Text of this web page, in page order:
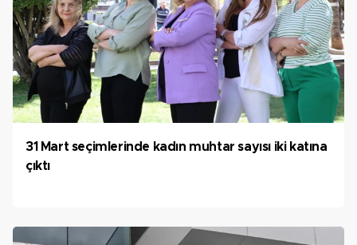
31 Mart seçimlerinde kadın muhtar sayısı iki katına
çıktı